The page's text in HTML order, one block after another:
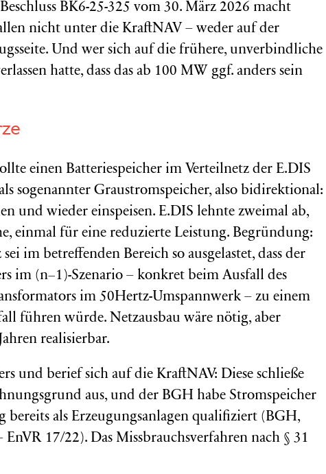
BK6-25-325 vom 30. März 2026 macht
nicht unter die KraftNAV – weder auf der
Und wer sich auf die frühere, unverbindliche
hatte, dass das ab 100 MW ggf. anders sein
einen Batteriespeicher im Verteilnetz der E.DIS
sogenannter Graustromspeicher, also bidirektional:
und wieder einspeisen. E.DIS lehnte zweimal ab,
einmal für eine reduzierte Leistung. Begründung:
im betreffenden Bereich so ausgelastet, dass der
im (n−1)-Szenario – konkret beim Ausfall des
im 50Hertz-Umspannwerk – zu einem
führen würde. Netzausbau wäre nötig, aber
realisierbar.
und berief sich auf die KraftNAV: Diese schließe
aus, und der BGH habe Stromspeicher
bereits als Erzeugungsanlagen qualifiziert (BGH,
EnVR 17/22). Das Missbrauchsverfahren nach § 31